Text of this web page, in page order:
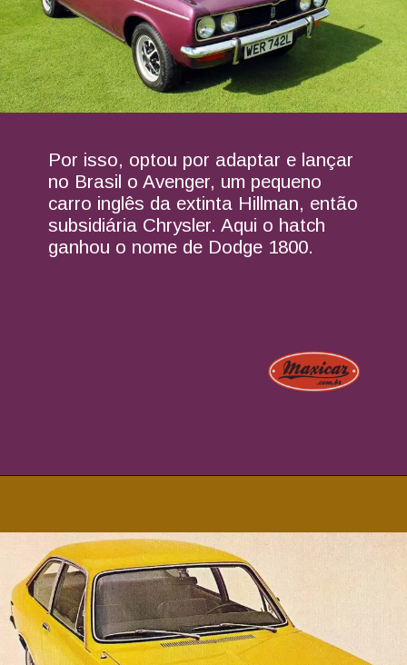
Por isso, optou por adaptar e lançar
no Brasil o Avenger, um pequeno
carro inglês da extinta Hillman, então
subsidiária Chrysler. Aqui o hatch
ganhou o nome de Dodge 1800.